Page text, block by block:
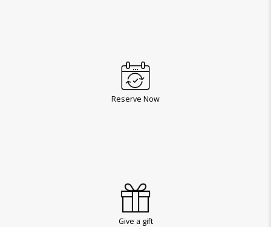
Reserve Now
Give a gift